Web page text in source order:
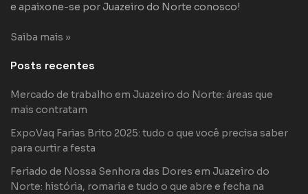
e apaixone-se por Juazeiro do Norte conosco!
Saiba mais »
Posts recentes
Mercado de trabalho em Juazeiro do Norte: áreas que
mais contratam
ExpoVaq Farias Brito 2025: tudo o que você precisa saber
para curtir a festa
Feriado de Nossa Senhora das Dores em Juazeiro do
Norte: história, romaria e tudo o que abre e fecha na